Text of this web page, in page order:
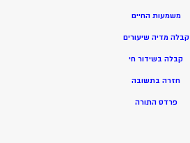
משמעות החיים
קבלה מדיה שיעורים
קבלה בשידור חי
חזרה בתשובה
פרדס התורה